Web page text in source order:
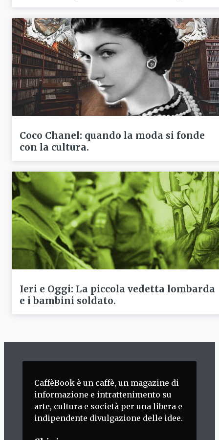
Coco Chanel: quando la moda si fonde
con la cultura.
Ieri e Oggi: La piccola vedetta lombarda
e i bambini soldato.
CaffèBook è un caffè, un magazine di
informazione e intrattenimento su
arte, cultura e società per una libera e
indipendente divulgazione delle idee.